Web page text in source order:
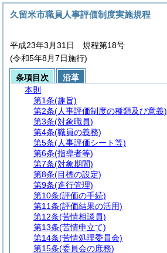
久留米市職員人事評価制度実施規程
平成23年3月31日 規程第18号
(令和5年8月7日施行)
条項目次
沿革
本則
第1条(趣旨)
第2条(人事評価制度の種類及び意義)
第3条(対象職員)
第4条(職員の義務)
第5条(人事評価シート等)
第6条(指導者等)
第7条(対象期間)
第8条(目標の設定)
第9条(進行管理)
第10条(評価の手続)
第11条(評価結果の活用)
第12条(苦情相談員)
第13条(苦情申立て)
第14条(苦情処理委員会)
第15条(委員会の庶務)